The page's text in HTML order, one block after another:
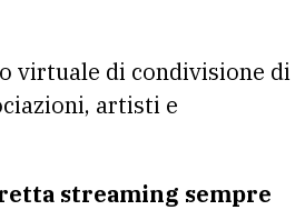
virtuale di condivisione di
artisti e
streaming sempre